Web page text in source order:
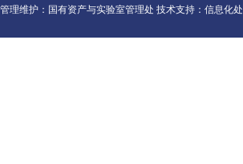
管理维护：国有资产与实验室管理处 技术支持：信息化处